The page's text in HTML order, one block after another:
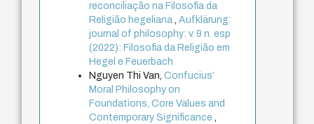
reconciliação na Filosofia da
Religião hegeliana,Aufklärung:
journal of philosophy: v. 9 n. esp
(2022): Filosofia da Religião em
Hegel e Feuerbach
Nguyen Thi Van,Confucius’
Moral Philosophy on
Foundations, Core Values and
Contemporary Significance,